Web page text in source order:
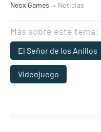
Neox Games » Noticias
Más sobre este tema:
El Señor de los Anillos
Videojuego